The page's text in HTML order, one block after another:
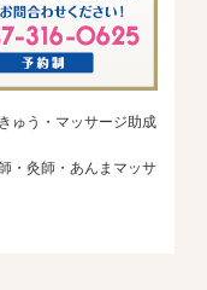
ゅう・マッサージ助成
・灸師・あんまマッサ